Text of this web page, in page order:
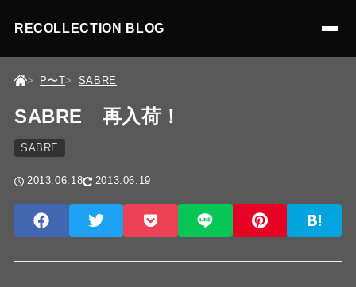
RECOLLECTION BLOG
P〜T SABRE
SABRE 再入荷！
SABRE
2013.06.18 2013.06.19